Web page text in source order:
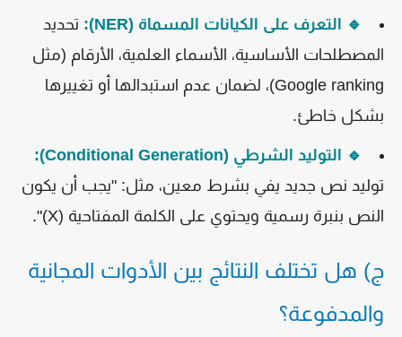
🔹 التعرف على الكيانات المسماة (NER):
تحديد
المصطلحات الأساسية، الأسماء العلمية، الأرقام (مثل
Google ranking)، لضمان عدم استبدالها أو تغييرها
بشكل خاطئ.
🔹 التوليد الشرطي (Conditional Generation):
توليد نص جديد يفي بشرط معين، مثل: "يجب أن يكون
النص بنبرة رسمية ويحتوي على الكلمة المفتاحية (X)".
ج) هل تختلف النتائج بين الأدوات المجانية
والمدفوعة؟